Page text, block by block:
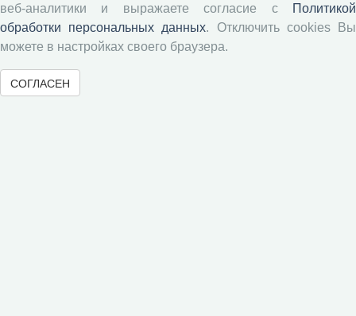
Авторские права
Рецензентам
веб-аналитики и выражаете согласие с
Политикой
обработки персональных данных. Отключить cookies Вы
можете в настройках своего браузера.
СОГЛАСЕН